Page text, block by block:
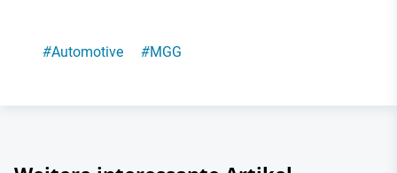
#Automotive #MGG